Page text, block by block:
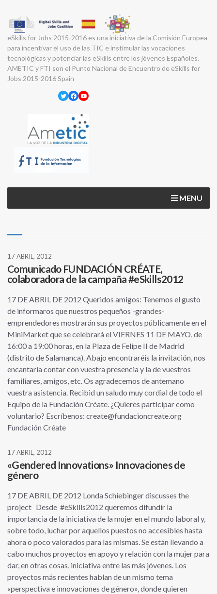
eSkills for Jobs 2015-2016 es una iniciativa de la Comisión Europea
para incentivar el uso de las TIC e instimular las vocaciones
tecnológicas y potenciar las eSkills entre los jóvenes Españoles.
AMETIC y FTI son el Punto Nacional de Encuentro de eSkills for
Jobs 2015-2016 Spain
Twitter
Facebook
YouTube
MENU
17 ABRIL, 2012
Comunicado FUNDACIÓN CRÉATE,
colaboradora de la campaña #eSkills2012
17 DE ABRIL DE 2012 Queridos amigos: Tenemos el gusto
de informaros que nuestros pequeños -grandes-
emprendedores mostrarán sus proyectos públicamente en el
MiniMarket que se celebrará el VIERNES 11 DE MAYO, de
16:00 a 19:00 horas, en la Plaza de Felipe II de Madrid
(distrito de Salamanca). Abajo encontraréis la invitación, nos
encantaría contar con vuestra presencia y la de vuestros
familiares, amigos, etc. Os agradecemos de antemano
vuestra asistencia. Recibid un saludo muy cordial de todo el
Equipo de la Fundación Créate. ¿Quieres participar como
voluntario? Escríbenos: create@fundacioncreate.org
Fundación Créate
17 ABRIL, 2012
«Gendered Innovations» Innovaciones de
género
17 DE ABRIL DE 2012 Londa Schiebinger discusses the
project Desde #eSkills2012 queremos difundir la
importancia de la iniciativa de la mujer en el mundo laboral y,
sobre todo, luchar por aquellos puestos no accesibles hasta
ahora o poco valorados para las mismas. Se están llevando a
cabo muchos proyectos en apoyo y relación con la mujer para
dar, en otras cosas, iniciativa entre las más jóvenes. Los
proyectos más recientes hablan de un mismo tema
«perspectiva e innovaciones de género», donde quieren